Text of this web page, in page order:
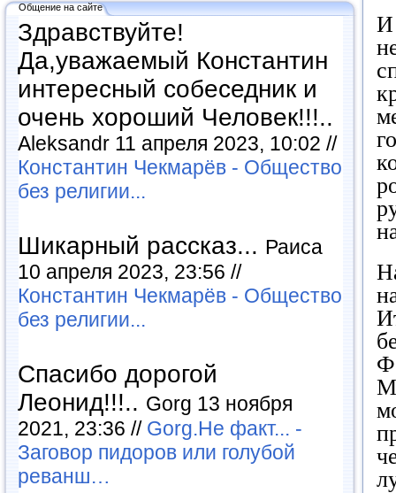
Общение на сайте
Здравствуйте!
Да,уважаемый Константин
интересный собеседник и
очень хороший Человек!!!..
Aleksandr 11 апреля 2023, 10:02 //
Константин Чекмарёв - Общество
без религии...
Шикарный рассказ... Раиса
10 апреля 2023, 23:56 //
Константин Чекмарёв - Общество
без религии...
Спасибо дорогой
Леонид!!!.. Gorg 13 ноября
2021, 23:36 // Gorg.Не факт... -
Заговор пидоров или голубой
реванш…
И